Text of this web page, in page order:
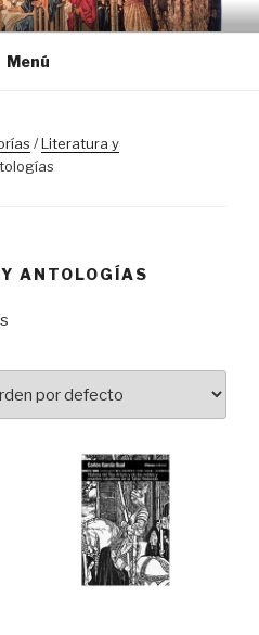
Menú
/Literatura y
ANTOLOGÍAS